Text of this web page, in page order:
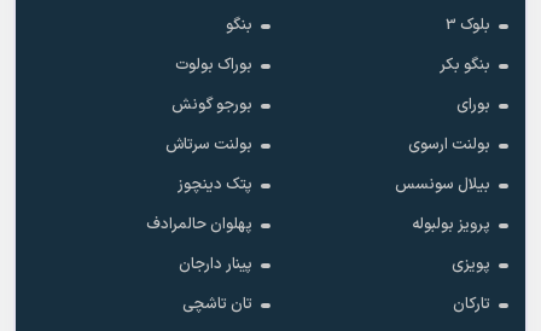
بلوک 3
بنگو
بنگو بکر
بوراک بولوت
بورای
بورجو گونش
بولنت ارسوی
بولنت سرتاش
بیلال سونسس
پتک دینچوز
پرویز بولبوله
پهلوان حالمرادف
پویزی
پینار دارجان
تارکان
تان تاشچی